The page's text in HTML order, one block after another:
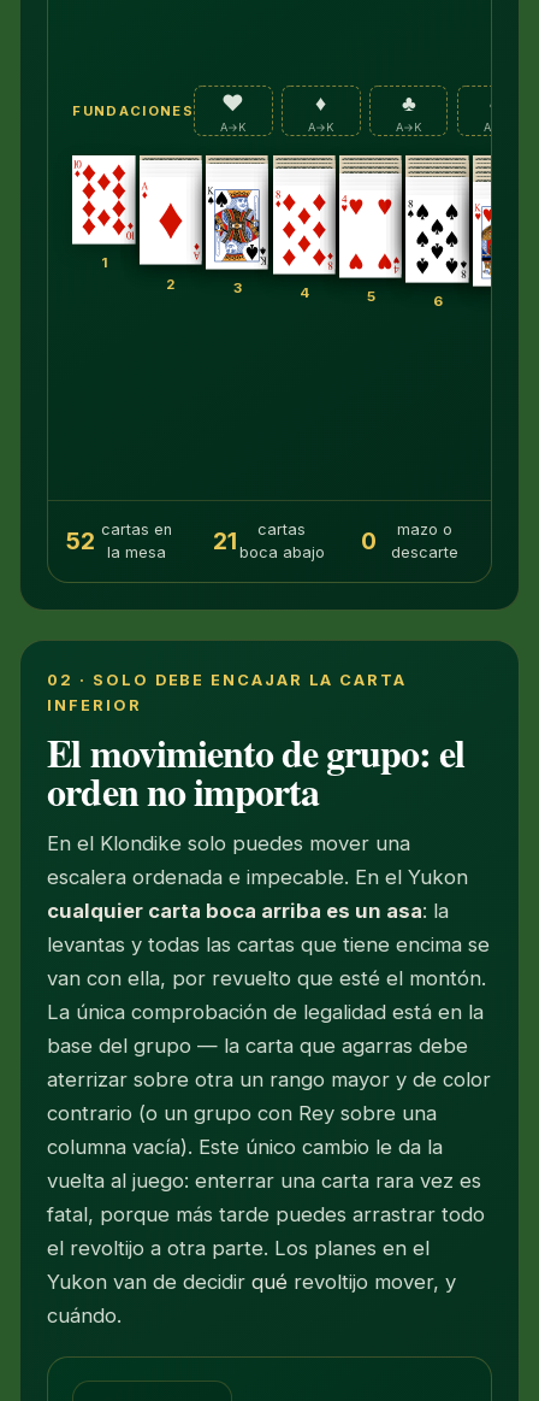
FUNDACIONES ♥
A→K
♦
A→K
♣
A→K
♠
A→K
1
2
3 4 5 6
52 cartas en
la mesa
21
cartas
boca abajo
0
mazo o
descarte
02 · SOLO DEBE ENCAJAR LA CARTA
INFERIOR
El movimiento de grupo: el
orden no importa
En el Klondike solo puedes mover una
escalera ordenada e impecable. En el Yukon
cualquier carta boca arriba es un asa: la
levantas y todas las cartas que tiene encima se
van con ella, por revuelto que esté el montón.
La única comprobación de legalidad está en la
base del grupo — la carta que agarras debe
aterrizar sobre otra un rango mayor y de color
contrario (o un grupo con Rey sobre una
columna vacía). Este único cambio le da la
vuelta al juego: enterrar una carta rara vez es
fatal, porque más tarde puedes arrastrar todo
el revoltijo a otra parte. Los planes en el
Yukon van de decidirqué revoltijo mover, y
cuándo.